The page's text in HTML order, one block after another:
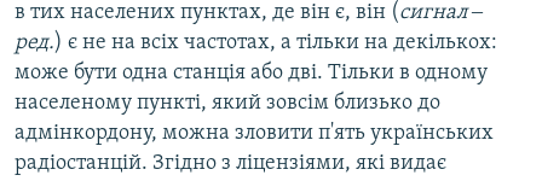
в тих населених пунктах, де він є, він (сигнал ‒
ред.) є не на всіх частотах, а тільки на декількох:
може бути одна станція або дві. Тільки в одному
населеному пункті, який зовсім близько до
адмінкордону, можна зловити п'ять українських
радіостанцій. Згідно з ліцензіями, які видає